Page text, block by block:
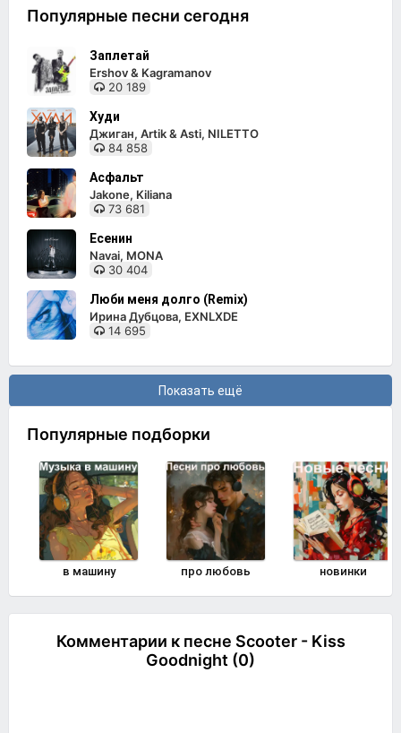
Популярные песни сегодня
Заплетай
Ershov & Kagramanov
20 189
Худи
Джиган, Artik & Asti, NILETTO
84 858
Асфальт
Jakone, Kiliana
73 681
Есенин
Navai, MONA
30 404
Люби меня долго (Remix)
Ирина Дубцова, EXNLXDE
14 695
Показать ещё
Популярные подборки
в машину про любовь новинки
Комментарии к песне Scooter - Kiss
Goodnight (0)